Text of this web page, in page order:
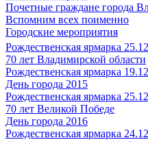
Почетные граждане города
Вспомним всех поименно
Городские мероприятия
Рождественская ярмарка
70 лет Владимирской области
Рождественская ярмарка
День города 2015
Рождественская ярмарка
70 лет Великой Победе
День города 2016
Рождественская ярмарка